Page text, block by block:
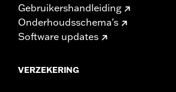
Gebruikershandleiding
Onderhoudsschema's
Software updates
VERZEKERING